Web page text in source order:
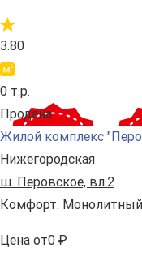
3.80
0 т.р.
Продана
Жилой комплекс
Нижегородская
ш. Перовское, вл.2
Комфорт.
Цена от0 ₽